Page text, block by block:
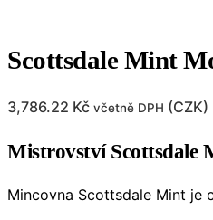
Scottsdale Mint
3,786.22 Kč včetně DPH (CZK)
Mistrovství Scottsdale
Mincovna Scottsdale Mint je